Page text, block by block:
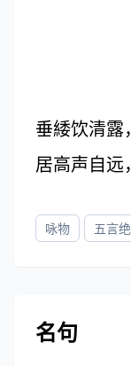
垂緌饮清露
居高声自远
咏物 五言
名句